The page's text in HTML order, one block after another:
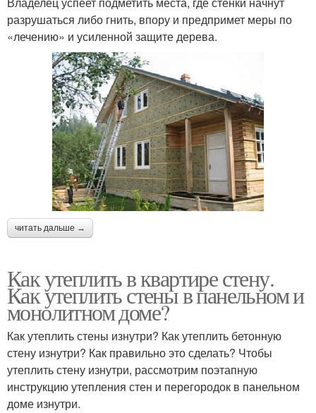
разрушаться либо гнить, впору и предпримет меры по
«лечению» и усиленной защите дерева.
читать дальше →
Как утеплить в квартире стену.
Как утеплить стены в панельном и
монолитном доме?
Как утеплить стены изнутри? Как утеплить бетонную
стену изнутри? Как правильно это сделать? Чтобы
утеплить стену изнутри, рассмотрим поэтапную
инструкцию утепления стен и перегородок в панельном
доме изнутри.